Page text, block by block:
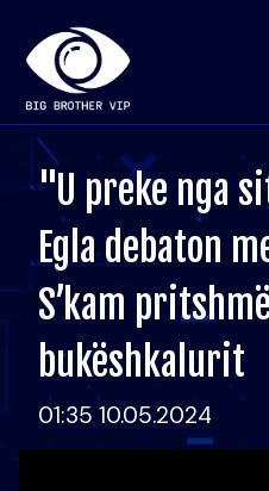
"U preke nga
Egla debaton
S’kam
bukëshkalurit
01:35 10.05.2024